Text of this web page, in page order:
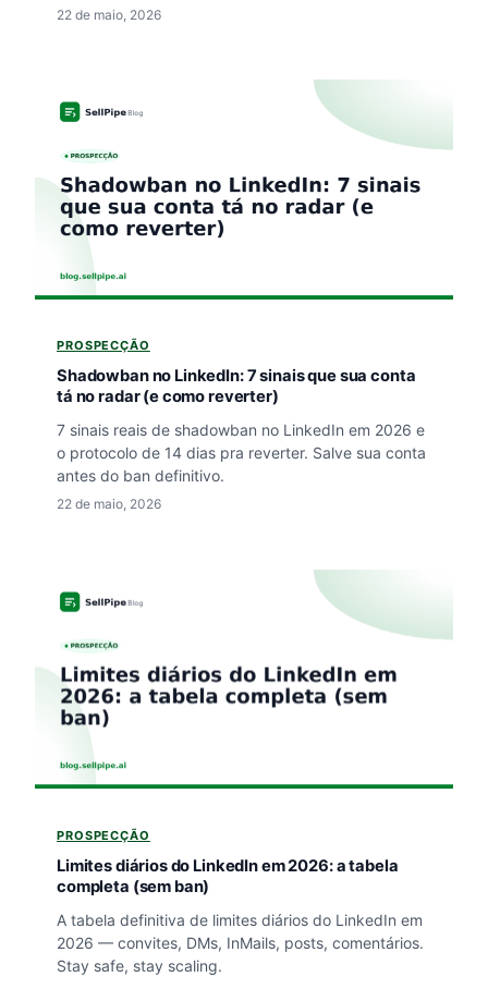
22 de maio, 2026
PROSPECÇÃO
Shadowban no LinkedIn: 7 sinais que sua conta
tá no radar (e como reverter)
7 sinais reais de shadowban no LinkedIn em 2026 e
o protocolo de 14 dias pra reverter. Salve sua conta
antes do ban definitivo.
22 de maio, 2026
PROSPECÇÃO
Limites diários do LinkedIn em 2026: a tabela
completa (sem ban)
A tabela definitiva de limites diários do LinkedIn em
2026 — convites, DMs, InMails, posts, comentários.
Stay safe, stay scaling.